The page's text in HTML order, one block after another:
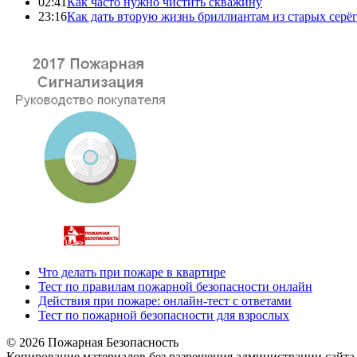
23:16Как дать вторую жизнь бриллиантам из старых серёг
Что делать при пожаре в квартире
Тест по правилам пожарной безопасности онлайн
Действия при пожаре: онлайн-тест с ответами
Тест по пожарной безопасности для взрослых
© 2026 Пожарная Безопасность